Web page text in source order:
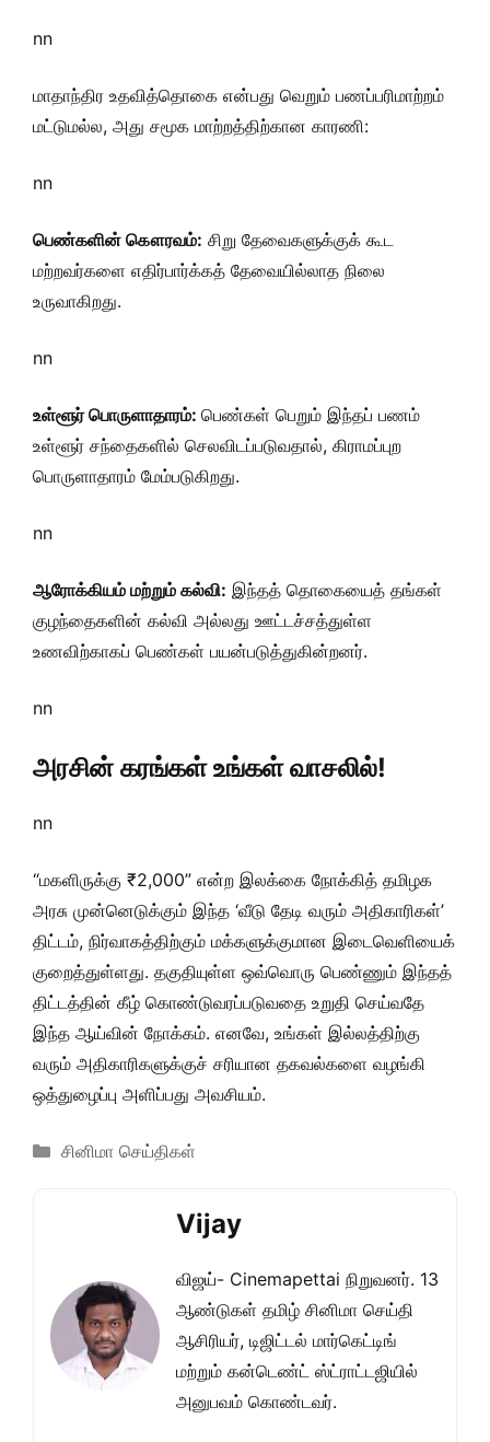
nn
மாதாந்திர உதவித்தொகை என்பது வெறும் பணப்பரிமாற்றம்
மட்டுமல்ல, அது சமூக மாற்றத்திற்கான காரணி:
nn
பெண்களின் கௌரவம்: சிறு தேவைகளுக்குக் கூட
மற்றவர்களை எதிர்பார்க்கத் தேவையில்லாத நிலை
உருவாகிறது.
nn
உள்ளூர் பொருளாதாரம்: பெண்கள் பெறும் இந்தப் பணம்
உள்ளூர் சந்தைகளில் செலவிடப்படுவதால், கிராமப்புற
பொருளாதாரம் மேம்படுகிறது.
nn
ஆரோக்கியம் மற்றும் கல்வி: இந்தத் தொகையைத் தங்கள்
குழந்தைகளின் கல்வி அல்லது ஊட்டச்சத்துள்ள
உணவிற்காகப் பெண்கள் பயன்படுத்துகின்றனர்.
nn
அரசின் கரங்கள் உங்கள் வாசலில்!
nn
“மகளிருக்கு ₹2,000” என்ற இலக்கை நோக்கித் தமிழக
அரசு முன்னெடுக்கும் இந்த ‘வீடு தேடி வரும் அதிகாரிகள்’
திட்டம், நிர்வாகத்திற்கும் மக்களுக்குமான இடைவெளியைக்
குறைத்துள்ளது. தகுதியுள்ள ஒவ்வொரு பெண்ணும் இந்தத்
திட்டத்தின் கீழ் கொண்டுவரப்படுவதை உறுதி செய்வதே
இந்த ஆய்வின் நோக்கம். எனவே, உங்கள் இல்லத்திற்கு
வரும் அதிகாரிகளுக்குச் சரியான தகவல்களை வழங்கி
ஒத்துழைப்பு அளிப்பது அவசியம்.
Categories
சினிமா செய்திகள்
Vijay
விஜய்- Cinemapettai நிறுவனர். 13
ஆண்டுகள் தமிழ் சினிமா செய்தி
ஆசிரியர், டிஜிட்டல் மார்கெட்டிங்
மற்றும் கன்டெண்ட் ஸ்ட்ராட்டஜியில்
அனுபவம் கொண்டவர்.